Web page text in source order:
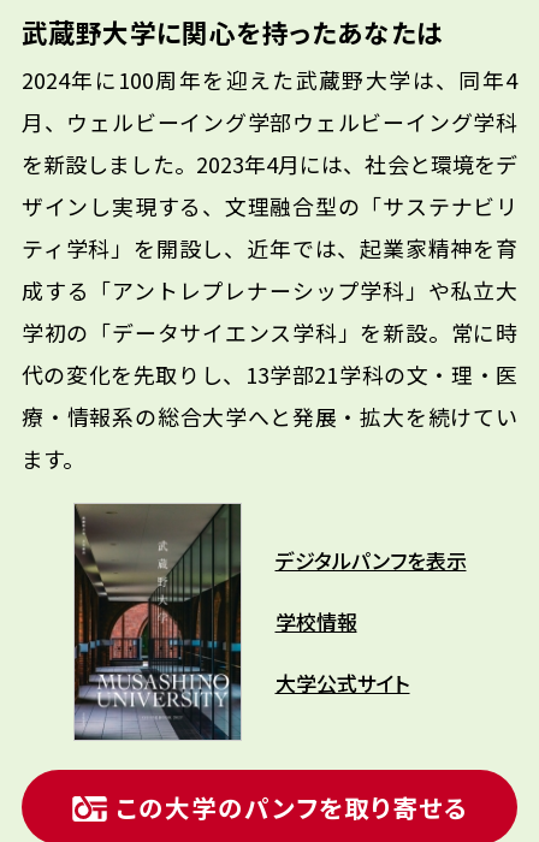
武蔵野大学に関心を持ったあなたは
2024年に100周年を迎えた武蔵野大学は、同年4
月、ウェルビーイング学部ウェルビーイング学科
を新設しました。2023年4月には、社会と環境をデ
ザインし実現する、文理融合型の「サステナビリ
ティ学科」を開設し、近年では、起業家精神を育
成する「アントレプレナーシップ学科」や私立大
学初の「データサイエンス学科」を新設。常に時
代の変化を先取りし、13学部21学科の文・理・医
療・情報系の総合大学へと発展・拡大を続けてい
ます。
デジタルパンフを表示
学校情報
大学公式サイト
この大学のパンフを取り寄せる